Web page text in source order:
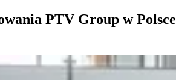
PTV Group w Polsce